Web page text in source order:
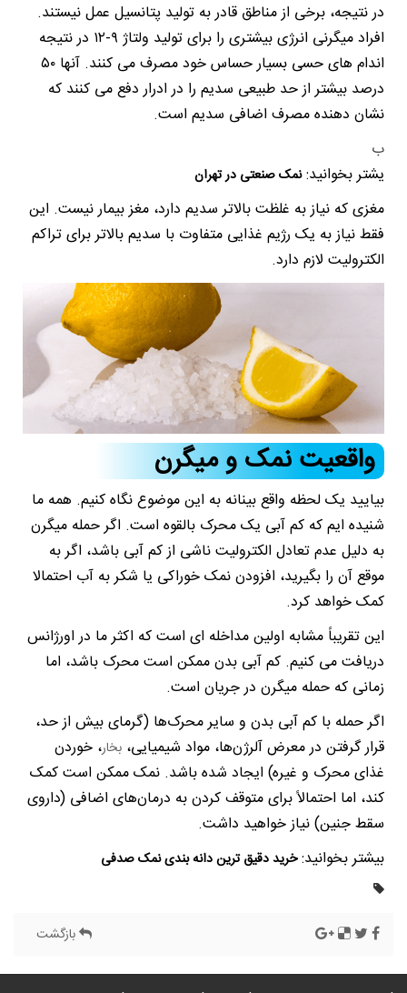
در نتیجه، برخی از مناطق قادر به تولید پتانسیل عمل نیستند.
افراد میگرنی انرژی بیشتری را برای تولید ولتاژ ۹-۱۲ در نتیجه
اندام های حسی بسیار حساس خود مصرف می کنند. آنها ۵۰
درصد بیشتر از حد طبیعی سدیم را در ادرار دفع می کنند که
نشان دهنده مصرف اضافی سدیم است.
ب
یشتر بخوانید:نمک صنعتی در تهران
مغزی که نیاز به غلظت بالاتر سدیم دارد، مغز بیمار نیست. این
فقط نیاز به یک رژیم غذایی متفاوت با سدیم بالاتر برای تراکم
الکترولیت لازم دارد.
واقعیت نمک و میگرن
بیایید یک لحظه واقع بینانه به این موضوع نگاه کنیم. همه ما
شنیده ایم که کم آبی یک محرک بالقوه است. اگر حمله میگرن
به دلیل عدم تعادل الکترولیت ناشی از کم آبی باشد، اگر به
موقع آن را بگیرید، افزودن نمک خوراکی یا شکر به آب احتمالا
کمک خواهد کرد.
این تقریباً مشابه اولین مداخله ای است که اکثر ما در اورژانس
دریافت می کنیم. کم آبی بدن ممکن است محرک باشد، اما
زمانی که حمله میگرن در جریان است.
اگر حمله با کم آبی بدن و سایر محرک‌ها (گرمای بیش از حد،
قرار گرفتن در معرض آلرژن‌ها، مواد شیمیایی، بخار، خوردن
غذای محرک و غیره) ایجاد شده باشد. نمک ممکن است کمک
کند، اما احتمالاً برای متوقف کردن به درمان‌های اضافی (داروی
سقط جنین) نیاز خواهید داشت.
بیشتر بخوانید:خرید دقیق ترین دانه بندی نمک صدفی
بازگشت